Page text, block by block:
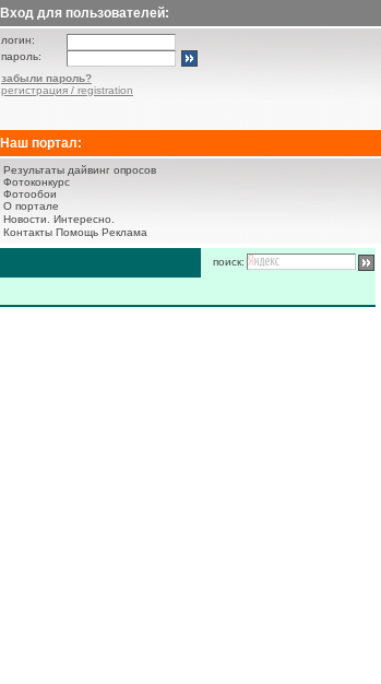
Вход для пользователей:
логин:
пароль:
забыли пароль?
регистрация / registration
Наш портал:
Результаты дайвинг опросов
Фотоконкурс
Фотообои
О портале
Новости.
Интересно.
Контакты Помощь Реклама
поиск: